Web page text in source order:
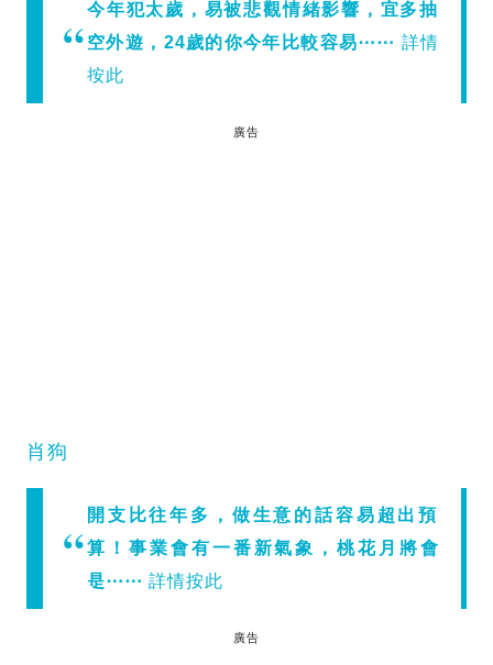
今年犯太歲，易被悲觀情緒影響，宜多抽
空外遊，24歲的你今年比較容易⋯⋯ 詳情
按此
廣告
肖狗
開支比往年多，做生意的話容易超出預
算！事業會有一番新氣象，桃花月將會
是⋯⋯ 詳情按此
廣告